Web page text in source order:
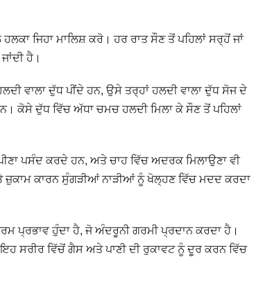
ਜਿਹਾ ਮਾਲਿਸ਼ ਕਰੋ। ਹਰ ਰਾਤ ਸੌਣ ਤੋਂ ਪਹਿਲਾਂ ਸਰ੍ਹੋਂ ਜਾਂ
ਹੈ।
ਵਾਲਾ ਦੁੱਧ ਪੀਂਦੇ ਹਨ, ਉਸੇ ਤਰ੍ਹਾਂ ਹਲਦੀ ਵਾਲਾ ਦੁੱਧ ਸੋਜ ਦੇ
ਕੋਸੇ ਦੁੱਧ ਵਿੱਚ ਅੱਧਾ ਚਮਚ ਹਲਦੀ ਮਿਲਾ ਕੇ ਸੌਣ ਤੋਂ ਪਹਿਲਾਂ
ਪਸੰਦ ਕਰਦੇ ਹਨ, ਅਤੇ ਚਾਹ ਵਿੱਚ ਅਦਰਕ ਮਿਲਾਉਣਾ ਵੀ
ਕਾਰਨ ਸੁੰਗੜੀਆਂ ਨਾੜੀਆਂ ਨੂੰ ਖੋਲ੍ਹਣ ਵਿੱਚ ਮਦਦ ਕਰਦਾ
ਪ੍ਰਭਾਵ ਹੁੰਦਾ ਹੈ, ਜੋ ਅੰਦਰੂਨੀ ਗਰਮੀ ਪ੍ਰਦਾਨ ਕਰਦਾ ਹੈ।
ਸਰੀਰ ਵਿੱਚੋਂ ਗੈਸ ਅਤੇ ਪਾਣੀ ਦੀ ਰੁਕਾਵਟ ਨੂੰ ਦੂਰ ਕਰਨ ਵਿੱਚ